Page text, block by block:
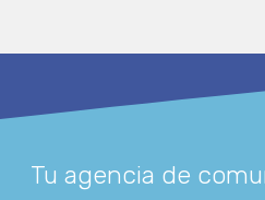
Tu agencia de